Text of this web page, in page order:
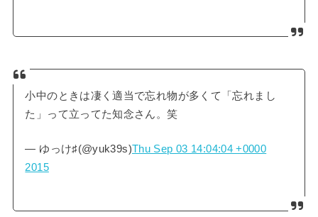
小中のときは凄く適当で忘れ物が多くて「忘れまし
た」って立ってた知念さん。笑
— ゆっけ♯(@yuk39s)Thu Sep 03 14:04:04 +0000
2015